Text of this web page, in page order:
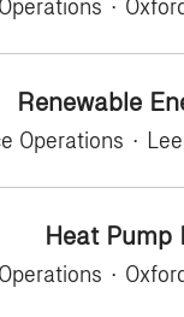
·
Renewable
Operations ·
Heat Pump
·